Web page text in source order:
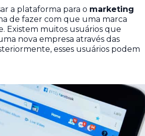
a plataforma para o marketing
de fazer com que uma marca
Existem muitos usuários que
nova empresa através das
esses usuários podem